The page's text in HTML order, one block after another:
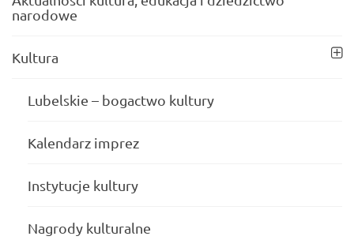
narodowe
Kultura
Lubelskie – bogactwo kultury
Kalendarz imprez
Instytucje kultury
Nagrody kulturalne